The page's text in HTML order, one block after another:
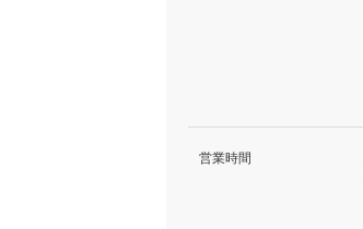
営業時間